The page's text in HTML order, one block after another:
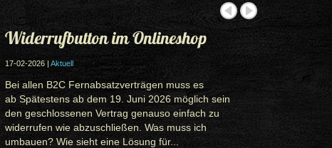
Widerrufbutton im Onlineshop
17-02-2026 | Aktuell
Bei allen B2C Fernabsatzverträgen muss es
ab Spätestens ab dem 19. Juni 2026 möglich sein
den geschlossenen Vertrag genauso einfach zu
widerrufen wie abzuschließen. Was muss ich
umbauen? Wie sieht eine Lösung für...